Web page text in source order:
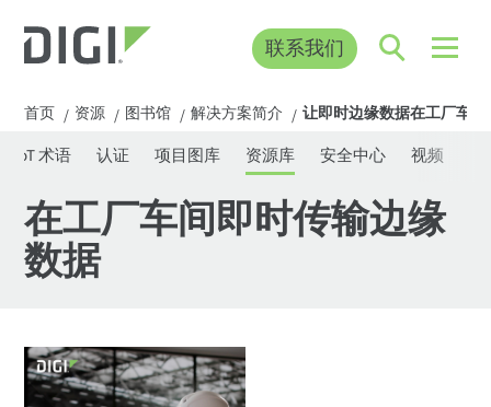
联系我们
首页 / 资源 / 图书馆 / 解决方案简介 / 让即时边缘数据在工厂车
IoT 术语 认证 项目图库 资源库 安全中心 视频
在工厂车间即时传输边缘
数据